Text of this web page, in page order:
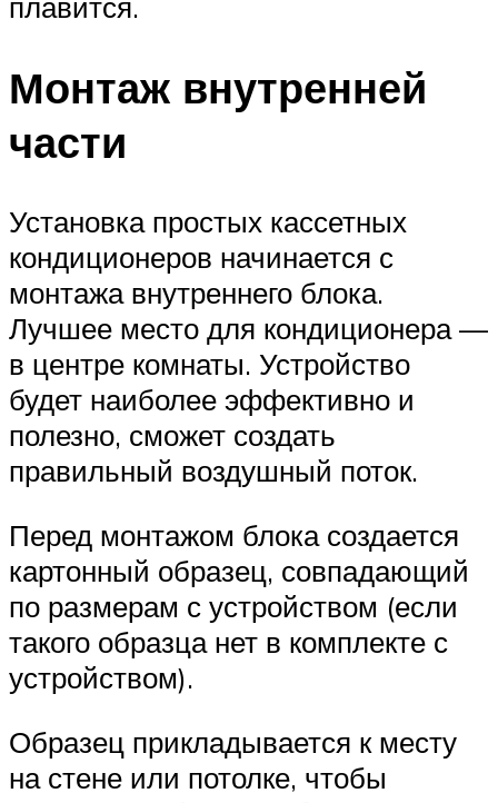
Монтаж внутренней
части
Установка простых кассетных
кондиционеров начинается с
монтажа внутреннего блока.
Лучшее место для кондиционера —
в центре комнаты. Устройство
будет наиболее эффективно и
полезно, сможет создать
правильный воздушный поток.
Перед монтажом блока создается
картонный образец, совпадающий
по размерам с устройством (если
такого образца нет в комплекте с
устройством).
Образец прикладывается к месту
на стене или потолке, чтобы